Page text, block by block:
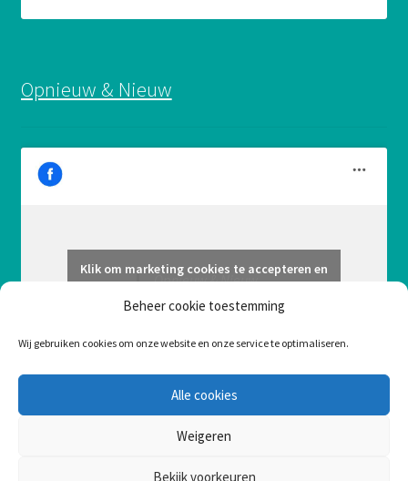
Beheer cookie toestemming
Wij gebruiken cookies om onze website en onze service te optimaliseren.
Alle cookies
Weigeren
Bekijk voorkeuren
Opnieuw & Nieuw
Opnieuw & Nieuw
Klik om marketing cookies te accepteren en